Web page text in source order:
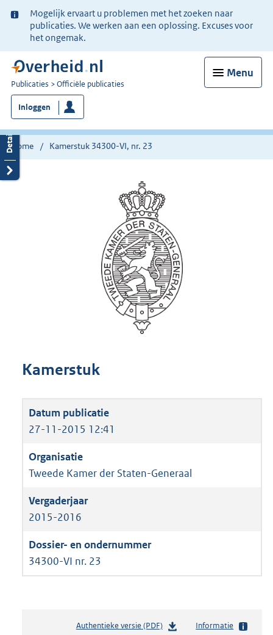
Ter
informatie:
Mogelijk ervaart u problemen met het zoeken naar
publicaties. We werken aan een oplossing. Excuses voor
het ongemak.
Menu
U
bent
nu
hier:
Publicaties Officiële publicaties
Inloggen
Home Kamerstuk 34300-VI, nr. 23
Kamerstuk
27-11-2015 12:41
Tweede Kamer der Staten-Generaal
2015-2016
34300-VI nr. 23
Authentieke versie (PDF)b
Informatie